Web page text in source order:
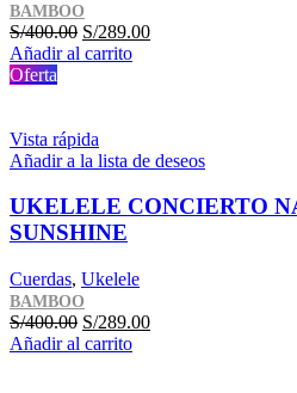
BAMBOO
S/400.00 El
precio
S/289.00El
Añadir al carrito
Oferta
Vista rápida
Añadir a la lista de deseos
UKELELE CONCIERTO
SUNSHINE
Cuerdas, Ukelele
BAMBOO
S/400.00 El
precio
S/289.00El
Añadir al carrito